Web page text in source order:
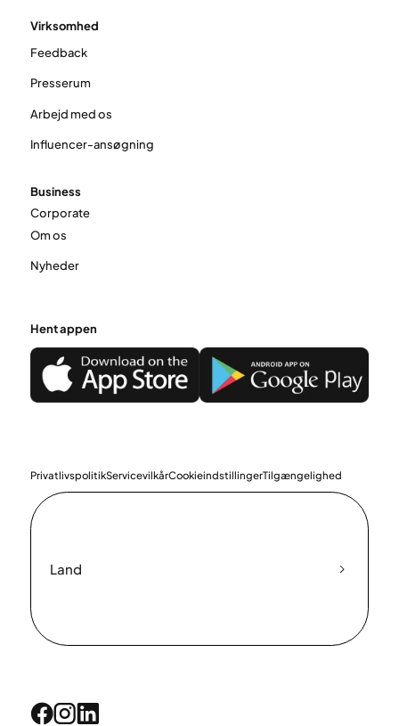
Virksomhed
Feedback
Presserum
Arbejd med os
Influencer-ansøgning
Business
Corporate
Om os
Nyheder
Hent appen
PrivatlivspolitikServicevilkårCookieindstillingerTilgængelighed
Land